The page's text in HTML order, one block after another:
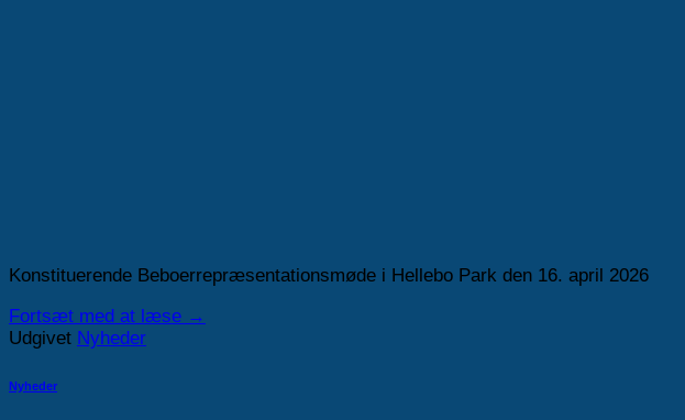
Konstituerende Beboerrepræsentationsmøde i Hellebo Park den 16. april 2026
Fortsæt med at læse →
Udgivet Nyheder
Nyheder